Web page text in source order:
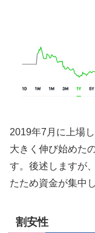
2019年7月に上場
大きく伸び始めた
す。後述しますが
たため資金が集中
割安性